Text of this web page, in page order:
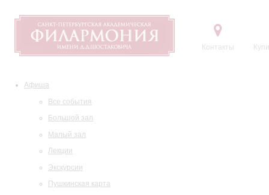
Контакты
Афиша
Все события
Большой зал
Малый зал
Лекции
Экскурсии
Пушкинская карта